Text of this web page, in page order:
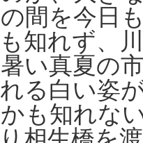
間を今日
知れず、
い真夏の
る白い姿
も知れな